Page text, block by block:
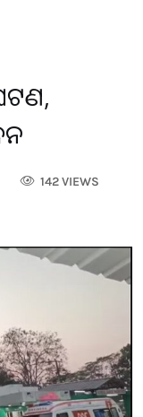
142 VIEWS